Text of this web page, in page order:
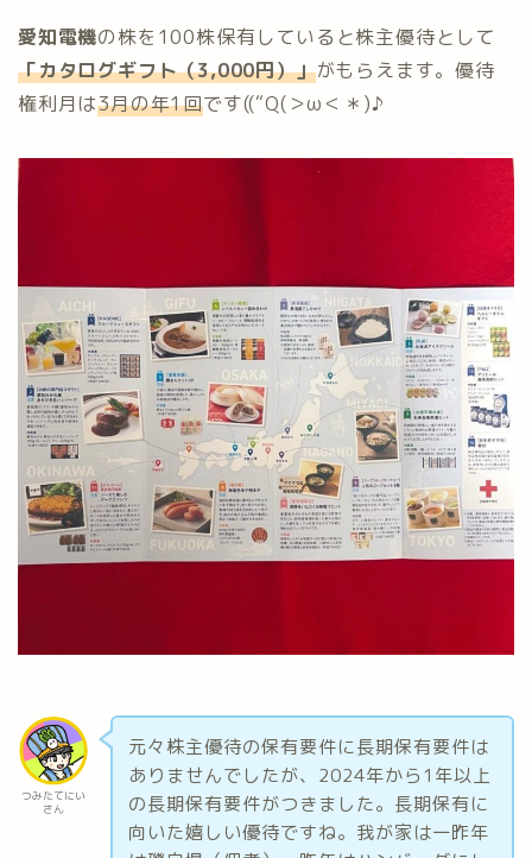
愛知電機の株を100株保有していると株主優待として
「カタログギフト（3,000円）」がもらえます。優待
権利月は3月の年1回です((“Q(＞ω＜＊)♪
つみたてにい
さん
元々株主優待の保有要件に長期保有要件は
ありませんでしたが、2024年から1年以上
の長期保有要件がつきました。長期保有に
向いた嬉しい優待ですね。我が家は一昨年